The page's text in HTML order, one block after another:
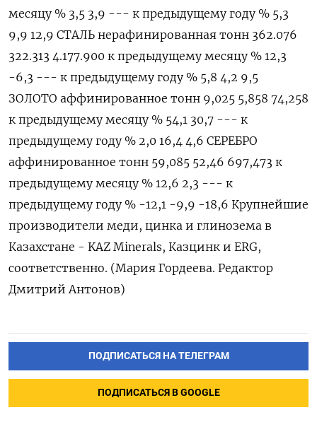
месяцу % 3,5 3,9 --- к предыдущему году % 5,3
9,9 12,9 СТАЛЬ нерафинированная тонн 362.076
322.313 4.177.900 к предыдущему месяцу % 12,3
-6,3 --- к предыдущему году % 5,8 4,2 9,5
ЗОЛОТО аффинированное тонн 9,025 5,858 74,258
к предыдущему месяцу % 54,1 30,7 --- к
предыдущему году % 2,0 16,4 4,6 СЕРЕБРО
аффинированное тонн 59,085 52,46 697,473 к
предыдущему месяцу % 12,6 2,3 --- к
предыдущему году % -12,1 -9,9 -18,6 Крупнейшие
производители меди, цинка и глинозема в
Казахстане - KAZ Minerals, Казцинк и ERG,
соответственно. (Мария Гордеева. Редактор
Дмитрий Антонов)
ПОДПИСАТЬСЯ НА ТЕЛЕГРАМ
ПОДПИСАТЬСЯ В GOOGLE